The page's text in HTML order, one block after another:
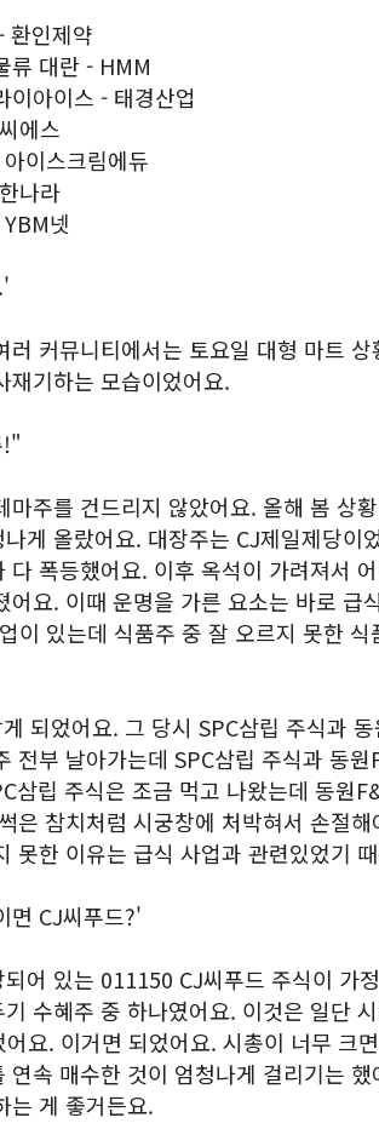
환인제약
류 대란 - HMM
이아이스 - 태경산업
에스
이스크림에듀
나라
넷
러 커뮤니티에서는 토요일 대형 마트
재기하는 모습이었어요.
!"
마주를 건드리지 않았어요. 올해 봄 상
게 올랐어요. 대장주는 CJ제일제당이
다 폭등했어요. 이후 옥석이 가려져서
어요. 이때 운명을 가른 요소는 바로 급
이 있는데 식품주 중 잘 오르지 못한
되었어요. 그 당시 SPC삼립 주식과
전부 날아가는데 SPC삼립 주식과 동
삼립 주식은 조금 먹고 나왔는데 동원
은 참치처럼 시궁창에 처박혀서 손절
못한 이유는 급식 사업과 관련있었기
면 CJ씨푸드?'
어 있는 011150 CJ씨푸드 주식이 가
수혜주 중 하나였어요. 이것은 일단
요. 이거면 되었어요. 시총이 너무 크
연속 매수한 것이 엄청나게 걸리기는
는 게 좋거든요.